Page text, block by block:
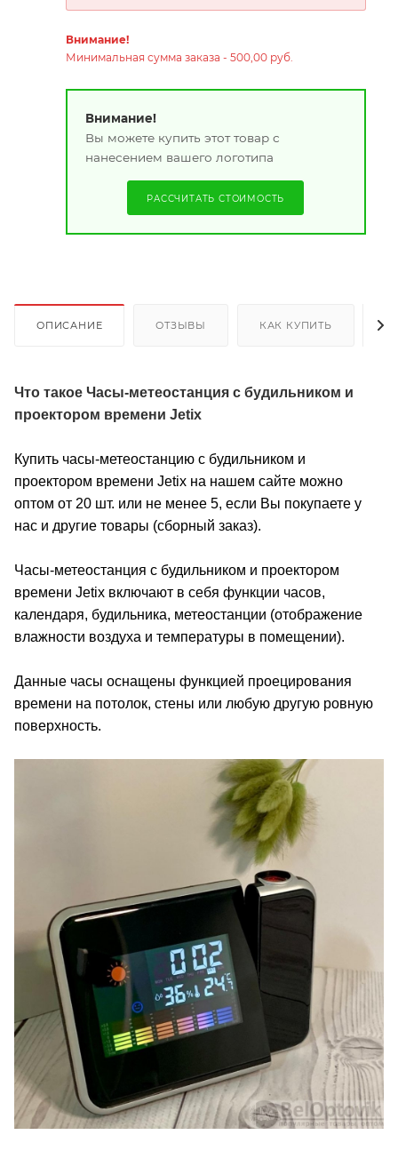
Внимание!
Минимальная сумма заказа - 500,00 руб.
Внимание!
Вы можете купить этот товар с
нанесением вашего логотипа
РАССЧИТАТЬ СТОИМОСТЬ
ОПИСАНИЕ ОТЗЫВЫ КАК КУПИТЬ
Что такое Часы-метеостанция с будильником и
проектором времени Jetix
Купить часы-метеостанцию с будильником и
проектором времени Jetix на нашем сайте можно
оптом от 20 шт. или не менее 5, если Вы покупаете у
нас и другие товары (сборный заказ).
Часы-метеостанция с будильником и проектором
времени Jetix включают в себя функции часов,
календаря, будильника, метеостанции (отображение
влажности воздуха и температуры в помещении).
Данные часы оснащены функцией проецирования
времени на потолок, стены или любую другую ровную
поверхность.